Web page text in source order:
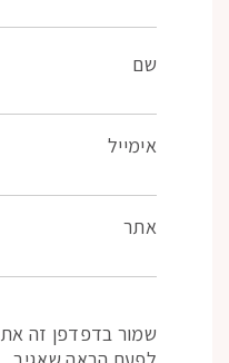
שם
אימייל
אתר
שמור בדפדפן זה